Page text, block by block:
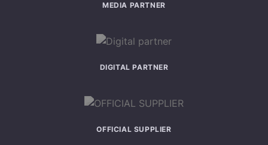
MEDIA PARTNER
DIGITAL PARTNER
OFFICIAL SUPPLIER